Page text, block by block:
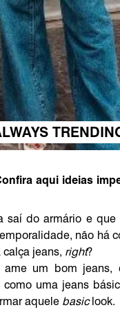
aqui ideias
saí do armário e que
não há
jeans, right?
ame um bom
como uma jeans
aquele basiclook.